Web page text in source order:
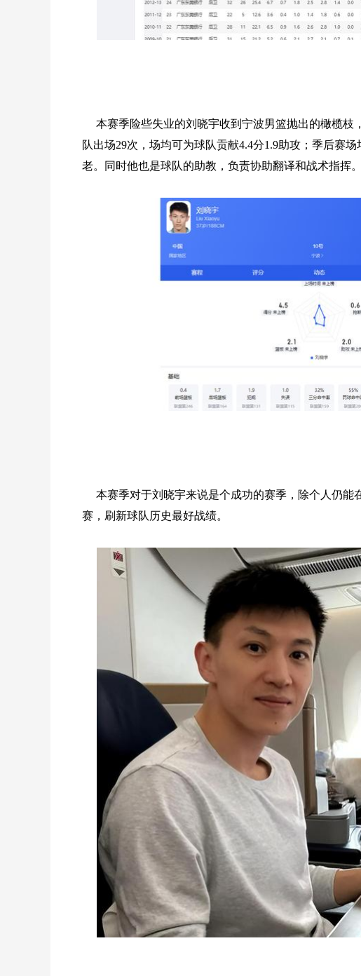
本赛季险些失业的刘晓宇收到宁波男篮抛出的橄榄枝
队出场29次，场均可为球队贡献4.4分1.9助攻；季后赛
老。同时他也是球队的助教，负责协助翻译和战术指挥。
本赛季对于刘晓宇来说是个成功的赛季，除个人仍能
赛，刷新球队历史最好战绩。